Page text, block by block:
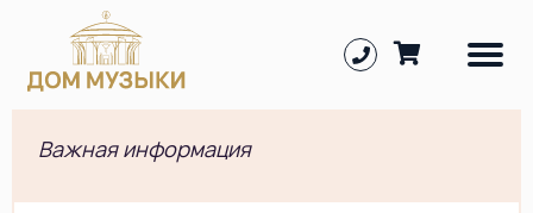
Важная информация